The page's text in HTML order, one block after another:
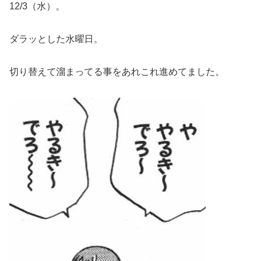
12/3（水）。
ダラッとした水曜日。
切り替えて溜まってる事をあれこれ進めてました。